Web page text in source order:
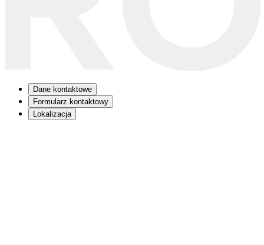
Dane kontaktowe
Formularz kontaktowy
Lokalizacja